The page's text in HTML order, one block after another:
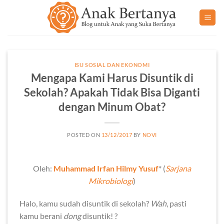
ISU SOSIAL DAN EKONOMI
Mengapa Kami Harus Disuntik di
Sekolah? Apakah Tidak Bisa Diganti
dengan Minum Obat?
POSTED ON 13/12/2017 BY NOVI
Oleh: Muhammad Irfan Hilmy Yusuf* (Sarjana
Mikrobiologi)
Halo, kamu sudah disuntik di sekolah? Wah, pasti
kamu berani dongdisuntik! ?